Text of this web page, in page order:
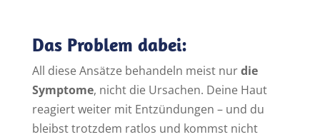
Das Problem dabei:
All diese Ansätze behandeln meist nurdie
Symptome, nicht die Ursachen. Deine Haut
reagiert weiter mit Entzündungen – und du
bleibst trotzdem ratlos und kommst nicht